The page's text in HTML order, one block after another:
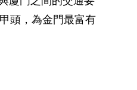
頭，為金門最富有